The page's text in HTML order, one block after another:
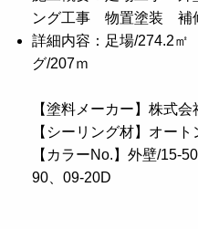
ング工事 物置塗装 補
詳細内容：足場/274.2
グ/207ｍ
【塗料メーカー】株式
【シーリング材】オー
【カラーNo.】外壁/
90、09-20D